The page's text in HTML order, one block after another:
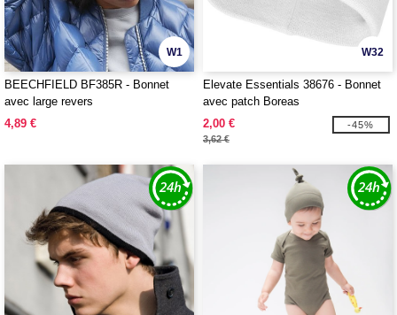
W1
BEECHFIELD BF385R - Bonnet
avec large revers
4,89 €
W32
Elevate Essentials 38676 - Bonnet
avec patch Boreas
2,00 €
3,62 €
-45%